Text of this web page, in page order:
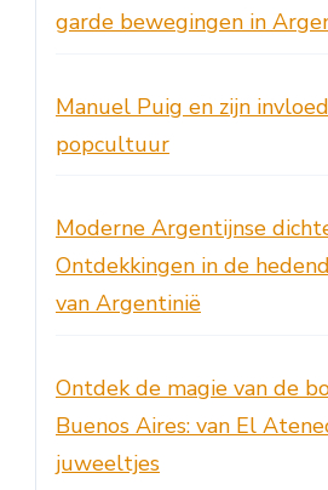
garde bewegingen in
Manuel Puig en zijn
popcultuur
Moderne Argentijnse
Ontdekkingen in de
van Argentinië
Ontdek de magie van de
Buenos Aires: van El
juweeltjes